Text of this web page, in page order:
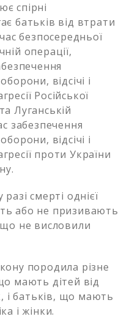
спірні
батьків від втрати
безпосередньої
операції,
відсічі і
Російської
Луганській
забезпечення
відсічі і
проти України
смерті однієї
або не призивають
не висловили
породила різне
мають дітей від
і батьків, що мають
і жінки.